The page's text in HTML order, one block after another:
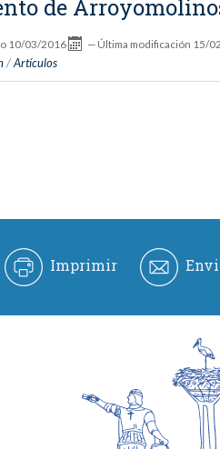
de
10/03/2016 — Última modificación 15/
/Artículos
Imprimir